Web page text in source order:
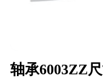
轴承6003ZZ